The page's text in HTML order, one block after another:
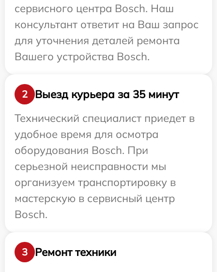
сервисного центра Bosch. Наш
консультант ответит на Ваш запрос
для уточнения деталей ремонта
Вашего устройства Bosch.
2
Выезд курьера за 35 минут
Технический специалист приедет в
удобное время для осмотра
оборудования Bosch. При
серьезной неисправности мы
организуем транспортировку в
мастерскую в сервисный центр
Bosch.
3
Ремонт техники